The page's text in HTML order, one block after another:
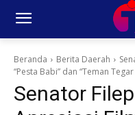
Beranda Berita Daerah
“Pesta Babi” dan “Teman
Senator